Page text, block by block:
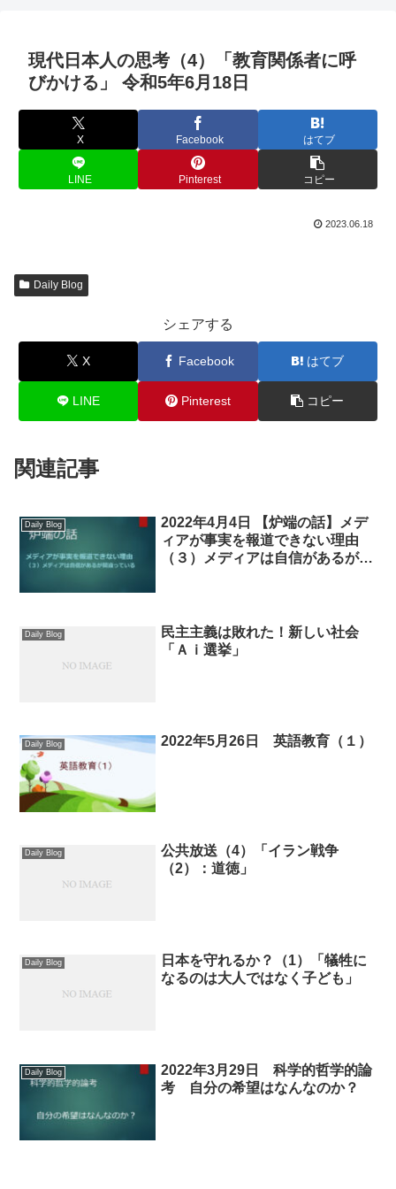
現代日本人の思考（4）「教育関係者に呼
びかける」 令和5年6月18日
X Facebook はてブ
LINE Pinterest コピー
2023.06.18
Daily Blog
シェアする
X Facebook はてブ
LINE Pinterest コピー
関連記事
Daily Blog
2022年4月4日 【炉端の話】メデ
ィアが事実を報道できない理由
（３）メディアは自信があるが間
Daily Blog
民主主義は敗れた！新しい社会
「Ａｉ選挙」
Daily Blog 2022年5月26日 英語教育（１）
Daily Blog
公共放送（4）「イラン戦争
（2）：道徳」
Daily Blog
日本を守れるか？（1）「犠牲に
なるのは大人ではなく子ども」
Daily Blog
2022年3月29日 科学的哲学的論
考 自分の希望はなんなのか？